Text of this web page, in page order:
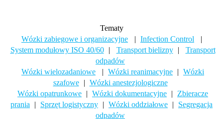
Tematy
Wózki zabiegowe i organizacyjne
| Infection Control
|
System modułowy ISO 40/60
| Transport bielizny |
Transport
odpadów
Wózki wielozadaniowe
| Wózki reanimacyjne | Wózki
szafowe
| Wózki anestezjologiczne
Wózki opatrunkowe | Wózki dokumentacyjne |
Zbieracze
prania
| Sprzęt logistyczny | Wózki oddziałowe |
Segregacja
odpadów